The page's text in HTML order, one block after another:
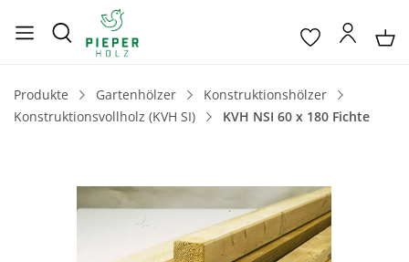
Produkte Gartenhölzer
Konstruktionshölzer
Konstruktionsvollholz (KVH SI)
KVH NSI 60 x 180 Fichte
Bildergalerie überspringen